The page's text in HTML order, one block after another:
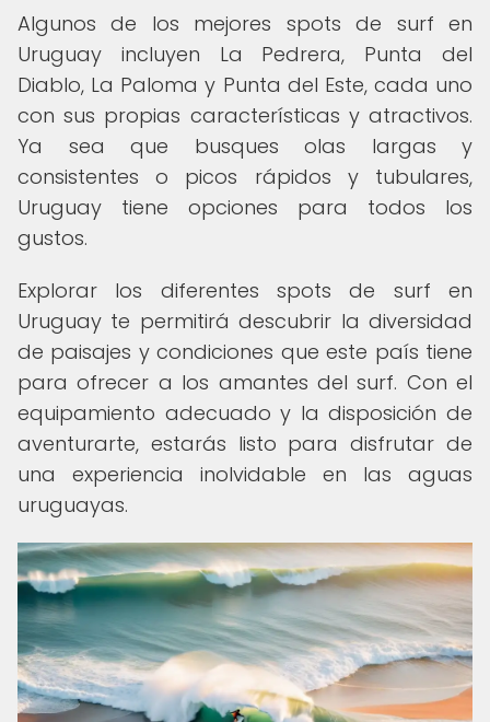
Algunos de los mejores spots de surf en
Uruguay incluyen La Pedrera, Punta del
Diablo, La Paloma y Punta del Este, cada uno
con sus propias características y atractivos.
Ya sea que busques olas largas y
consistentes o picos rápidos y tubulares,
Uruguay tiene opciones para todos los
gustos.
Explorar los diferentes spots de surf en
Uruguay te permitirá descubrir la diversidad
de paisajes y condiciones que este país tiene
para ofrecer a los amantes del surf. Con el
equipamiento adecuado y la disposición de
aventurarte, estarás listo para disfrutar de
una experiencia inolvidable en las aguas
uruguayas.